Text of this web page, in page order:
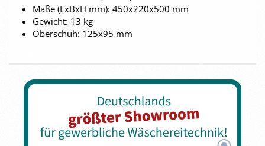
Maße (LxBxH mm): 450x220x500 mm
Gewicht: 13 kg
Oberschuh: 125x95 mm